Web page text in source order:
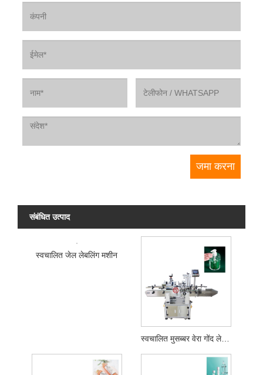
संबंधित उत्पाद
स्वचालित जेल लेबलिंग मशीन
स्वचालित मुसब्बर वेरा गोंद लेबलिंग मशीन